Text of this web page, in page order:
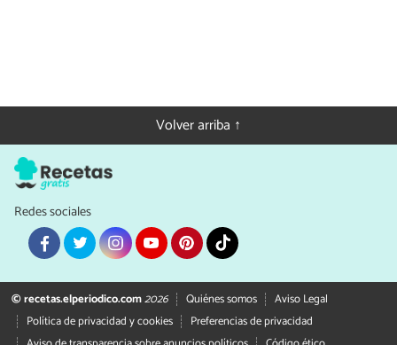
Volver arriba ↑
Redes sociales
© recetas.elperiodico.com2026 Quiénes somos
Aviso Legal
Política de privacidad y cookies
Preferencias de privacidad